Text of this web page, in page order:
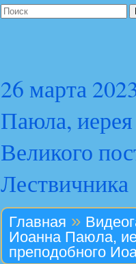
26 марта
Паюла,
Великого
Лествичника
Главная »
Иоанна Паюла,
преподобного